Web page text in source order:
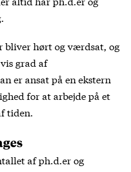
bliver hørt og værdsat, og
grad af
er ansat på en ekstern
for at arbejde på et
tiden.
af ph.d.er og